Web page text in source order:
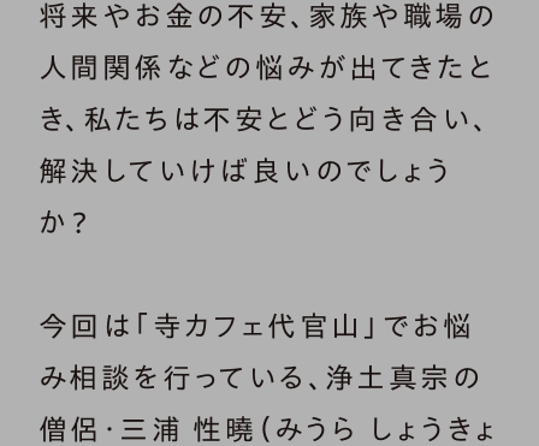
将来やお金の不安、家族や職場の
人間関係などの悩みが出てきたと
き、私たちは不安とどう向き合い、
解決していけば良いのでしょう
か？
今回は「寺カフェ代官山」でお悩
み相談を行っている、浄土真宗の
僧侶・三浦 性曉（みうら しょうきょ